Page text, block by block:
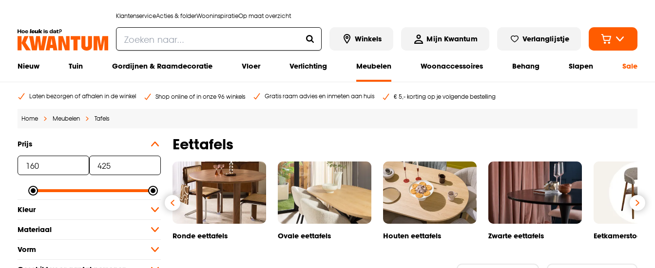
KlantenserviceActies & folderWooninspiratieOp maat overzicht
Winkels Mijn Kwantum Verlanglijstje
Nieuw Tuin Gordijnen & Raamdecoratie Vloer Verlichting Meubelen Woonaccessoires Behang Slapen Sale
Laten bezorgen of afhalen in de winkel Shop online of in onze 96 winkels Gratis raam advies en inmeten aan huis € 5,- korting op je volgende bestelling
Home Meubelen Tafels
Prijs
Kleur
Materiaal
Vorm
Eettafels
Ronde eettafels Ovale eettafels Houten eettafels Zwarte eettafels Eetkamerstoelen